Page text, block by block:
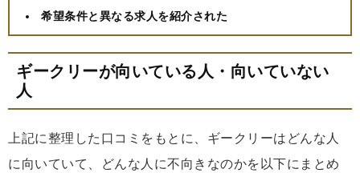
希望条件と異なる求人を紹介された
ギークリーが向いている人・向いていない
人
上記に整理した口コミをもとに、ギークリーはどんな人
に向いていて、どんな人に不向きなのかを以下にまとめ